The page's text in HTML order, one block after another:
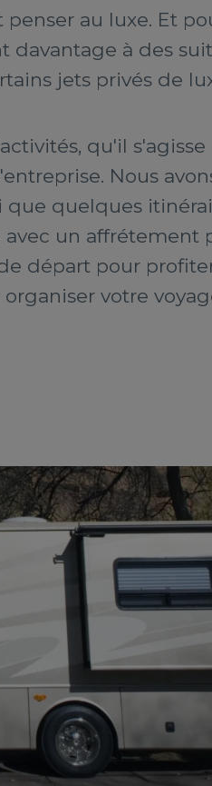
au luxe. Et
à des
jets privés de
qu'il
Nous
quelques
un affrétement
départ pour
votre